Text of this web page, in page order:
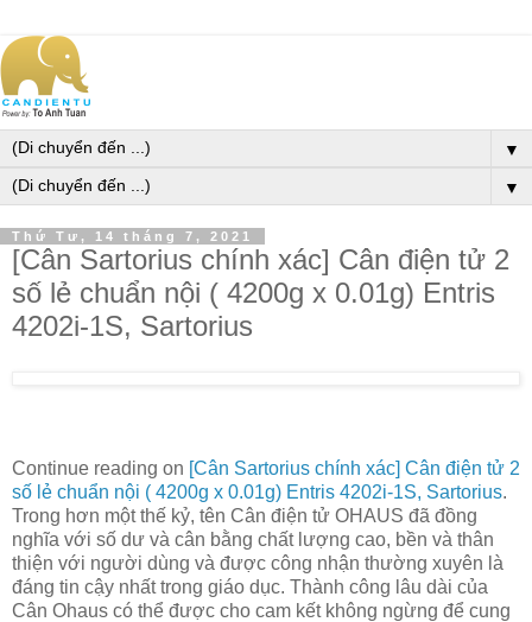
▼
▼
Thứ Tư, 14 tháng 7, 2021
[Cân Sartorius chính xác] Cân điện tử 2
số lẻ chuẩn nội ( 4200g x 0.01g) Entris
4202i-1S, Sartorius
Continue reading on [Cân Sartorius chính xác] Cân điện tử 2
số lẻ chuẩn nội ( 4200g x 0.01g) Entris 4202i-1S, Sartorius.
Trong hơn một thế kỷ, tên Cân điện tử OHAUS đã đồng
nghĩa với số dư và cân bằng chất lượng cao, bền và thân
thiện với người dùng và được công nhận thường xuyên là
đáng tin cậy nhất trong giáo dục. Thành công lâu dài của
Cân Ohaus có thể được cho cam kết không ngừng để cung